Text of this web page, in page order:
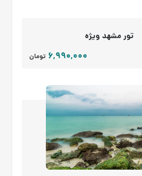
تور مشهد ویژه
6,990,000 تومان